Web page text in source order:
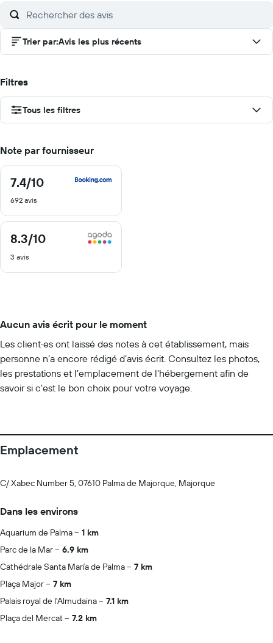
Trier par:Avis les plus récents
Filtres
Tous les filtres
Note par fournisseur
7.4/10
7.4
10
692 avis
8.3/10
8.3
10
3 avis
Aucun avis écrit pour le moment
Les client·es ont laissé des notes à cet établissement, mais
personne n’a encore rédigé d’avis écrit. Consultez les photos,
les prestations et l’emplacement de l’hébergement afin de
savoir si c’est le bon choix pour votre voyage.
Emplacement
C/ Xabec Number 5, 07610 Palma de Majorque, Majorque
Dans les environs
Aquarium de Palma
1 km
Parc de la Mar
6.9 km
Cathédrale Santa María de Palma
7 km
Plaça Major
7 km
Palais royal de l'Almudaina
7.1 km
Plaça del Mercat
7.2 km